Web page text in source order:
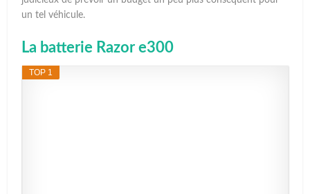
un tel véhicule.
La batterie Razor e300
TOP 1